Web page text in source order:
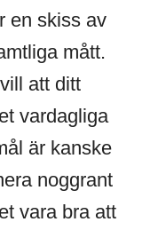
en skiss av
mått.
att ditt
vardagliga
är kanske
noggrant
vara bra att